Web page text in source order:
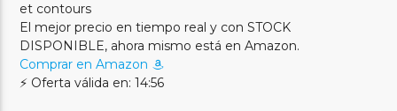
et contours
El mejor precio en tiempo real y con STOCK
DISPONIBLE, ahora mismo está en Amazon.
Comprar en Amazon
⚡ Oferta válida en: 14:56